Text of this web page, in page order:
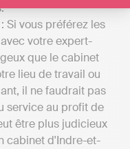
: Si vous préférez les
votre expert-
que le cabinet
lieu de travail ou
il ne faudrait pas
service au profit de
être plus judicieux
cabinet d'Indre-et-